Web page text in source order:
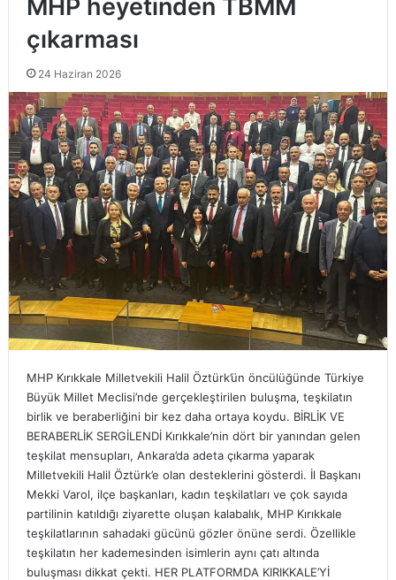
MHP heyetinden TBMM
çıkarması
24 Haziran 2026
MHP Kırıkkale Milletvekili Halil Öztürk’ün öncülüğünde Türkiye
Büyük Millet Meclisi’nde gerçekleştirilen buluşma, teşkilatın
birlik ve beraberliğini bir kez daha ortaya koydu. BİRLİK VE
BERABERLİK SERGİLENDİ Kırıkkale’nin dört bir yanından gelen
teşkilat mensupları, Ankara’da adeta çıkarma yaparak
Milletvekili Halil Öztürk’e olan desteklerini gösterdi. İl Başkanı
Mekki Varol, ilçe başkanları, kadın teşkilatları ve çok sayıda
partilinin katıldığı ziyarette oluşan kalabalık, MHP Kırıkkale
teşkilatlarının sahadaki gücünü gözler önüne serdi. Özellikle
teşkilatın her kademesinden isimlerin aynı çatı altında
buluşması dikkat çekti. HER PLATFORMDA KIRIKKALE’Yİ